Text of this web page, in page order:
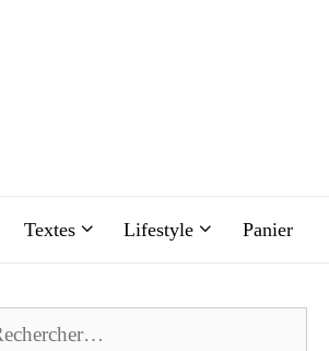
Textes Lifestyle Panier